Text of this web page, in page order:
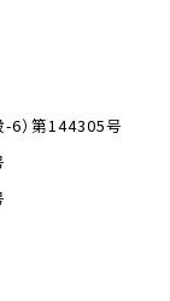
）第144305号